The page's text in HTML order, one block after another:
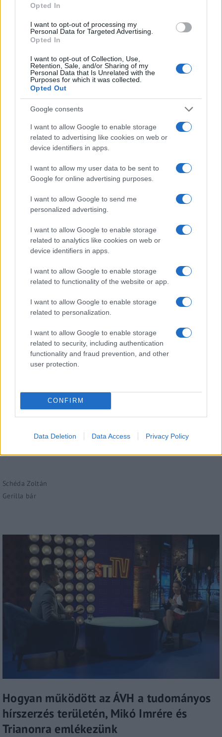
Opted In
I want to opt-out of processing my
Personal Data for Targeted Advertising.
Opted In
I want to opt-out of Collection, Use,
Retention, Sale, and/or Sharing of my
Personal Data that Is Unrelated with the
Purposes for which it was collected.
Opted Out
Google consents
I want to allow Google to enable storage
related to advertising like cookies on web or
device identifiers in apps.
I want to allow my user data to be sent to
Google for online advertising purposes.
I want to allow Google to send me
personalized advertising.
I want to allow Google to enable storage
related to analytics like cookies on web or
device identifiers in apps.
I want to allow Google to enable storage
related to functionality of the website or app.
I want to allow Google to enable storage
related to personalization.
I want to allow Google to enable storage
related to security, including authentication
functionality and fraud prevention, and other
user protection.
CONFIRM
Data Deletion Data Access Privacy Policy
Miért kell megadóztatni a nagy cégek
extraprofitját és mit művel a DK
Pestszentlőrincen? – Pesti Riporter
Pesti riporter
Indul a 7. Salföldi Dalföld!
2022.05.27.
Schéda Zoltán
Gerilla bár
Hogyan működött az ÁVH a tudományos
hírszerzés területén, Mikó Imrére és
Trianonra emlékezünk